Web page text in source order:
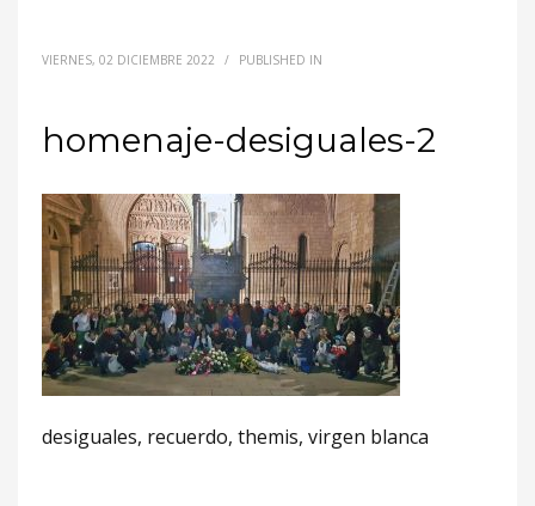
VIERNES, 02 DICIEMBRE 2022 / PUBLISHED IN
homenaje-desiguales-2
desiguales, recuerdo, themis, virgen blanca